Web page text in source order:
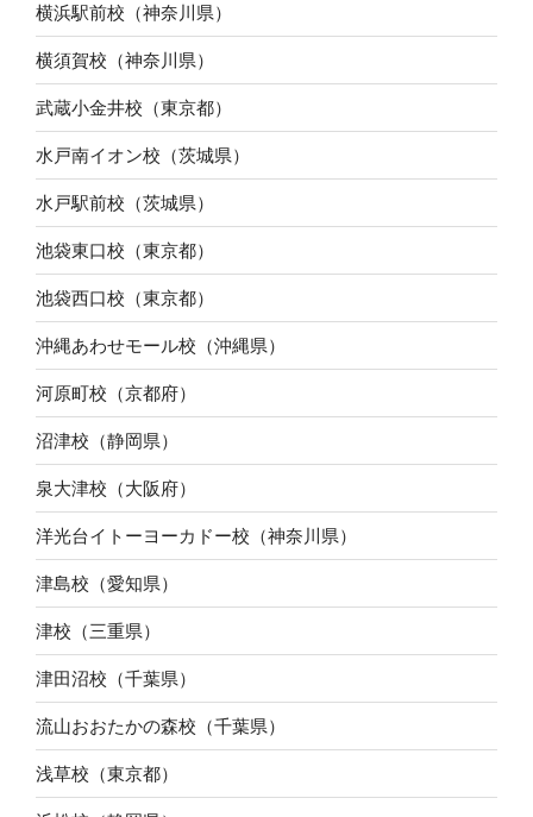
横浜駅前校（神奈川県）
横須賀校（神奈川県）
武蔵小金井校（東京都）
水戸南イオン校（茨城県）
水戸駅前校（茨城県）
池袋東口校（東京都）
池袋西口校（東京都）
沖縄あわせモール校（沖縄県）
河原町校（京都府）
沼津校（静岡県）
泉大津校（大阪府）
洋光台イトーヨーカドー校（神奈川県）
津島校（愛知県）
津校（三重県）
津田沼校（千葉県）
流山おおたかの森校（千葉県）
浅草校（東京都）